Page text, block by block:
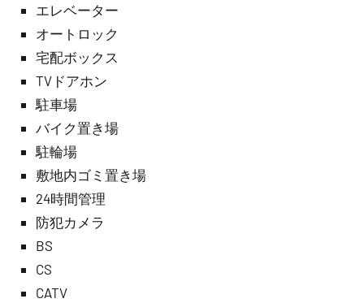
エレベーター
オートロック
宅配ボックス
TVドアホン
駐車場
バイク置き場
駐輪場
敷地内ゴミ置き場
24時間管理
防犯カメラ
BS
CS
CATV